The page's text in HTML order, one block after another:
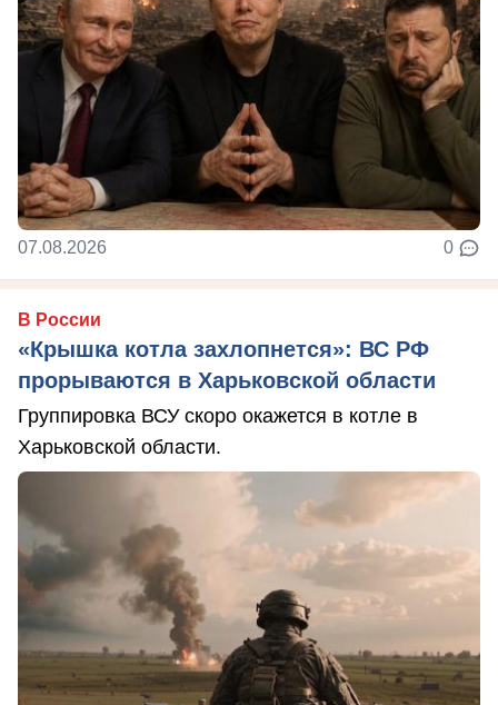
07.08.2026 0
В России
«Крышка котла захлопнется»: ВС РФ
прорываются в Харьковской области
Группировка ВСУ скоро окажется в котле в
Харьковской области.